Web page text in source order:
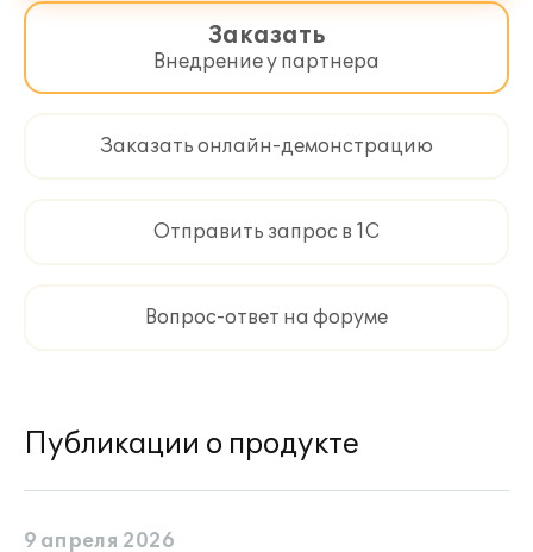
Заказать
Внедрение у партнера
Заказать онлайн-демонстрацию
Отправить запрос в 1С
Вопрос-ответ на форуме
Публикации о продукте
9 апреля 2026